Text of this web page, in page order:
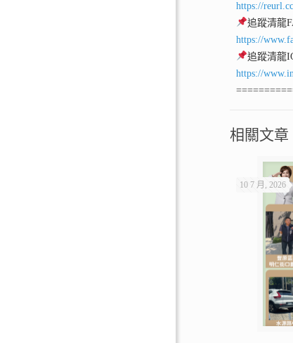
https://
追蹤清龍
https://
追蹤清龍
https://
相關文章
10 7 月, 2026